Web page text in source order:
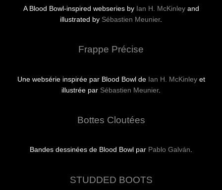
A Blood Bowl-inspired webseries by Ian H. McKinleyand
illustrated by Sébastien Meunier.
Frappe Précise
Une websérie inspirée par Blood Bowl de Ian H. McKinleyet
illustrée par Sébastien Meunier.
Bottes Cloutées
Bandes dessinées de Blood Bowl par Pablo Galván.
STUDDED BOOTS